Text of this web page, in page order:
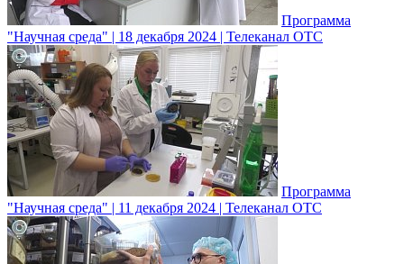
Программа
"Научная среда" | 18 декабря 2024 | Телеканал ОТС
Программа
"Научная среда" | 11 декабря 2024 | Телеканал ОТС